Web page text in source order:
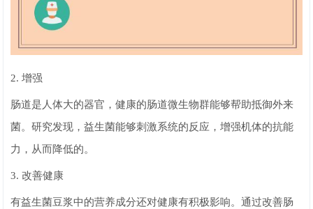
2. 增强
肠道是人体大的器官，健康的肠道微生物群能够帮助抵御外来
菌。研究发现，益生菌能够刺激系统的反应，增强机体的抗能
力，从而降低的。
3. 改善健康
有益生菌豆浆中的营养成分还对健康有积极影响。通过改善肠